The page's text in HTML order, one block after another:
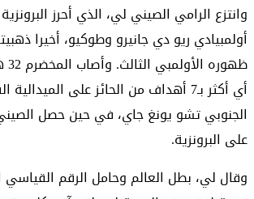
وانتزع الرامي الصيني لي، الذي أحرز
أولمبيادي ريو دي جانيرو وطوكيو، أخيرا
أي أكثر بـ7 أهداف من الحائز على
الجنوبي تشو يونغ جاي، في حين حصل
على البرونزية.
وقال لي، بطل العالم وحامل الرقم القياسي